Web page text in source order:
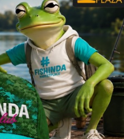
Britbaits Gumikukorica Méz
35ml
990Ft
Fishingoutlet
KOSÁRBA TESZEM